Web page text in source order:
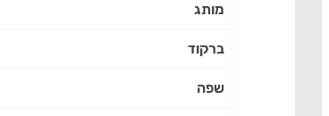
מותג
ברקוד
שפה